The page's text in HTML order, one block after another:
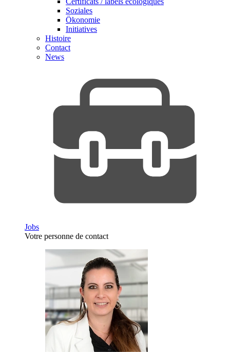
Soziales
Ökonomie
Initiatives
Histoire
Contact
News
Jobs
Votre personne de contact